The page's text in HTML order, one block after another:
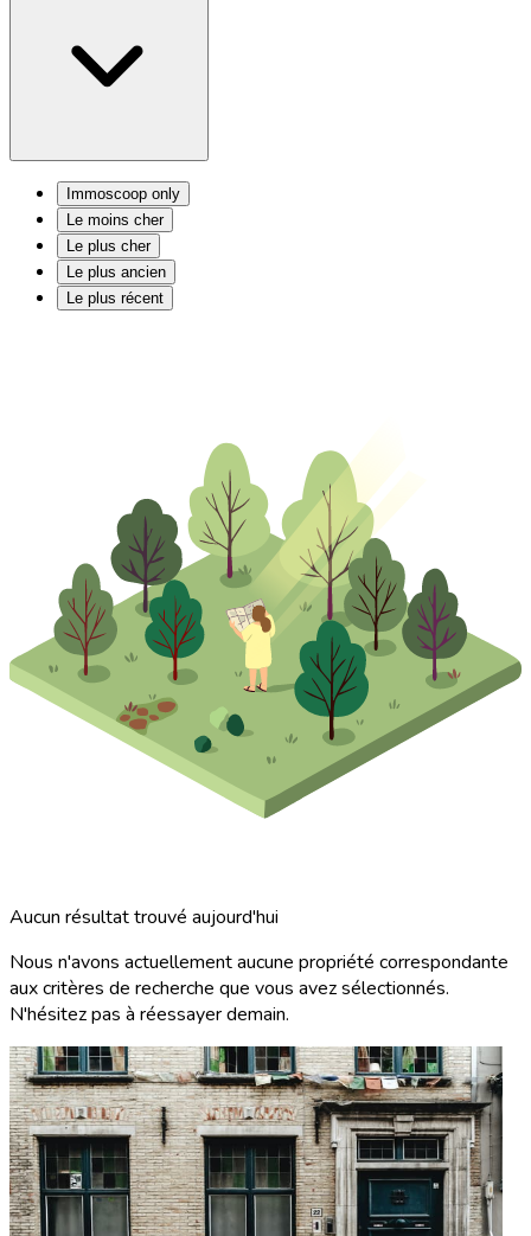
Immoscoop only
Le moins cher
Le plus cher
Le plus ancien
Le plus récent
Aucun résultat trouvé aujourd'hui
Nous n'avons actuellement aucune propriété correspondante
aux critères de recherche que vous avez sélectionnés.
N'hésitez pas à réessayer demain.